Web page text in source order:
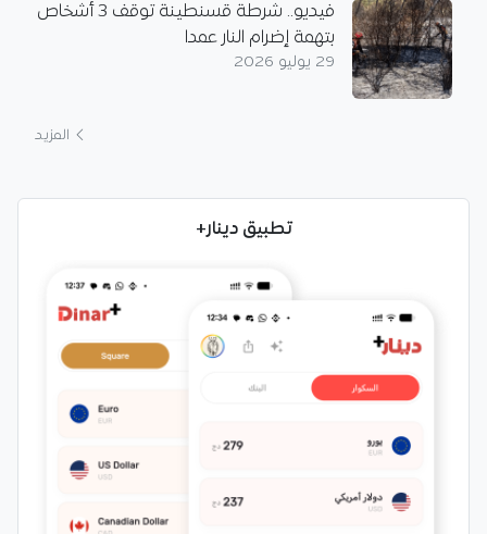
فيديو.. شرطة قسنطينة توقف 3 أشخاص
بتهمة إضرام النار عمدا
29 يوليو 2026
المزيد
تطبيق دينار+